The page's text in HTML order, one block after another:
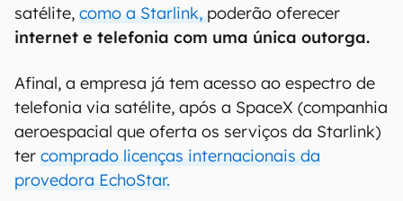
satélite, como a Starlink, poderão oferecer
internet e telefonia com uma única outorga.
Afinal, a empresa já tem acesso ao espectro de
telefonia via satélite, após a SpaceX (companhia
aeroespacial que oferta os serviços da Starlink)
ter comprado licenças internacionais da
provedora EchoStar.